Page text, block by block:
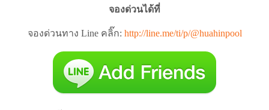
จองด่วนได้ที่
จองด่วนทาง Line คลิ๊ก: http://line.me/ti/p/@huahinpool